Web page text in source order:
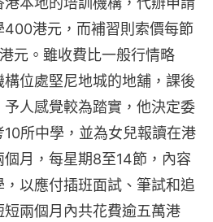
400港元，而補習則索價每節
元。雖收費比一般行情略
位處堅尼地城的地舖，課後
人感覺較為踏實，他決定委
所中學，並為女兒報讀在港
個月，每星期8至14節，內容
以應付插班面試、筆試和追
兩個月內共花費逾五萬港